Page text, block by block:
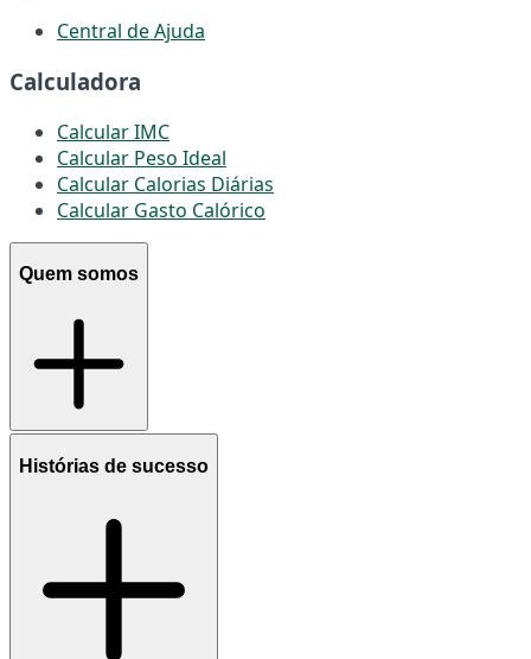
Central de Ajuda
Calculadora
Calcular IMC
Calcular Peso Ideal
Calcular Calorias Diárias
Calcular Gasto Calórico
Quem somos
Histórias de sucesso